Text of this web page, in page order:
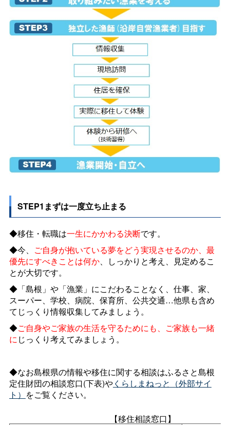
STEP1まずは一度立ち止まる
◆移住・転職は一生にかかわる決断です。
◆今、 ご自身が抱いている夢をどう実現させるのか、最
優先にすべきことは何か、しっかりと考え、見定めるこ
とが大切です。
◆「島根」や「漁業」にこだわることなく、仕事、家、
スーパー、学校、病院、保育所、公共交通…他県も含め
てじっくり情報収集してみましょう。
◆ご自身やご家族の生活を守るためにも、ご家族も一緒
にじっくり考えてみましょう。
◆なお島根県の情報や移住に関する相談はふるさと島根
定住財団の相談窓口(下表)やくらしまねっと（外部サイ
ト） をご覧ください。
【移住相談窓口】